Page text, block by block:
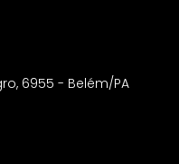
6955 - Belém/PA